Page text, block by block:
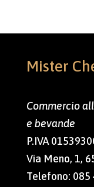
Mister
Commercio
e bevande
P.IVA
Via Meno, 1,
Telefono: 085